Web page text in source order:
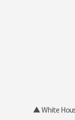
▲ White